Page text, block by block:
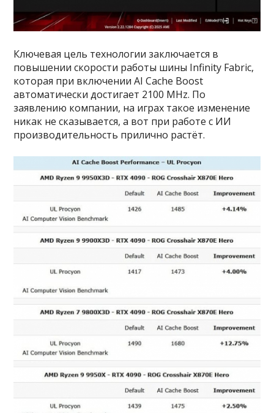
Ключевая цель технологии заключается в
повышении скорости работы шины Infinity Fabric,
которая при включении AI Cache Boost
автоматически достигает 2100 MHz. По
заявлению компании, на играх такое изменение
никак не сказывается, а вот при работе с ИИ
производительность прилично растёт.